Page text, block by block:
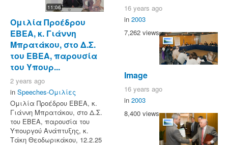
11:06
Ομιλία Προέδρου
ΕΒΕΑ, κ. Γιάννη
Μπρατάκου, στο Δ.Σ.
του ΕΒΕΑ, παρουσία
του Υπουρ...
2 years ago
in Speeches-Ομιλίες
Ομιλία Προέδρου ΕΒΕΑ, κ.
Γιάννη Μπρατάκου, στο Δ.Σ.
του ΕΒΕΑ, παρουσία του
Υπουργού Ανάπτυξης, κ.
Τάκη Θεοδωρικάκου, 12.2.25
16 years ago
in 2003
7,262 views
Image
16 years ago
in 2003
8,400 views